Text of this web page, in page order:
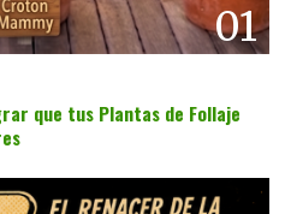
01
que tus Plantas de Follaje